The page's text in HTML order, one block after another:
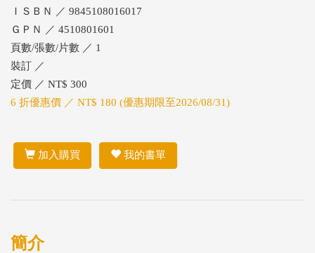
ＩＳＢＮ ／ 9845108016017
ＧＰＮ ／ 4510801601
頁數/張數/片數 ／ 1
裝訂 ／
定價 ／ NT$ 300
6 折優惠價 ／ NT$ 180 (優惠期限至2026/08/31)
加入購買 我的書單
簡介